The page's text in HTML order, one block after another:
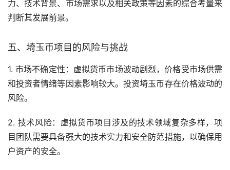
力、技术背景、市场需求以及相关政策等因素的综合考量来
判断其发展前景。
五、埼玉币项目的风险与挑战
1. 市场不确定性：虚拟货币市场波动剧烈，价格受市场供需
和投资者情绪等因素影响较大。投资埼玉币存在价格波动的
风险。
2. 技术风险：虚拟货币项目涉及的技术领域复杂多样，项
目团队需要具备强大的技术实力和安全防范措施，以确保用
户资产的安全。